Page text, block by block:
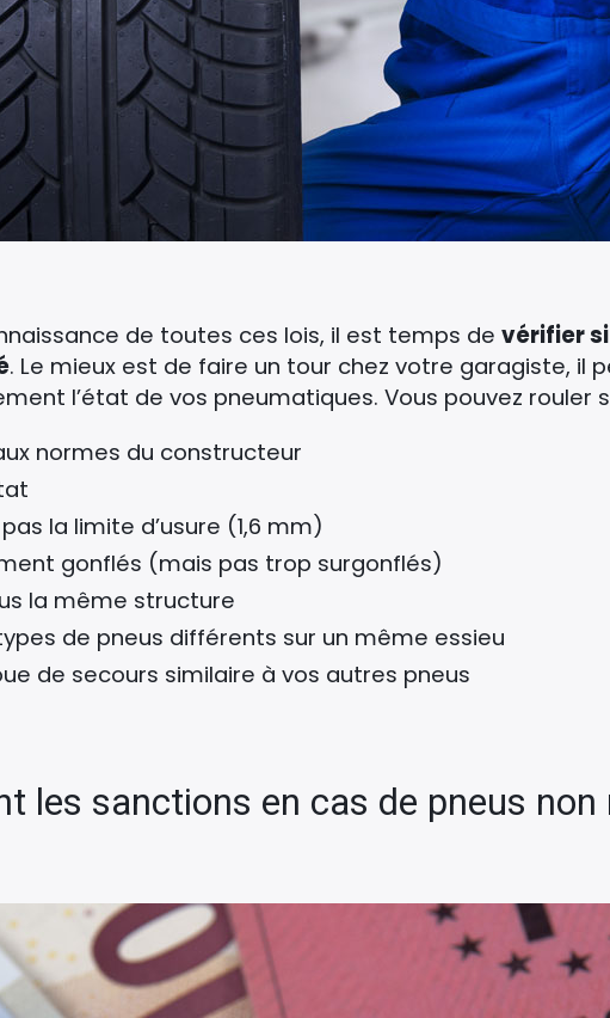
de toutes ces lois, il est temps de vérifier
. Le mieux est de faire un tour chez votre garagiste, il
l’état de vos pneumatiques. Vous pouvez rouler
normes du constructeur
la limite d’usure (1,6 mm)
gonflés (mais pas trop surgonflés)
la même structure
de pneus différents sur un même essieu
de secours similaire à vos autres pneus
les sanctions en cas de pneus